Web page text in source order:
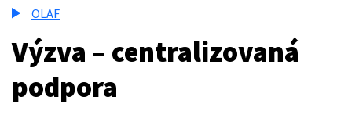
OLAF
Výzva – centralizovaná
podpora